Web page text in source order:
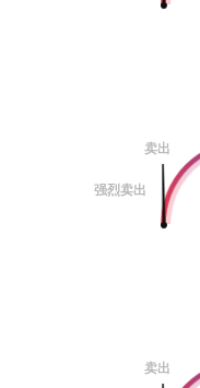
卖出
强烈卖出
卖出